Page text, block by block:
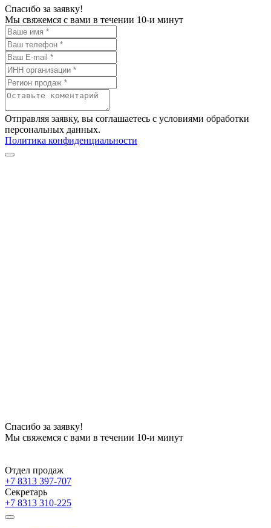
Спасибо за заявку!
Мы свяжемся с вами в течении 10-и минут
Отправляя заявку, вы соглашаетесь с условиями обработки
персональных данных.
Политика конфиденциальности
Спасибо за заявку!
Мы свяжемся с вами в течении 10-и минут
Отдел продаж
+7 8313 397-707
Секретарь
+7 8313 310-225